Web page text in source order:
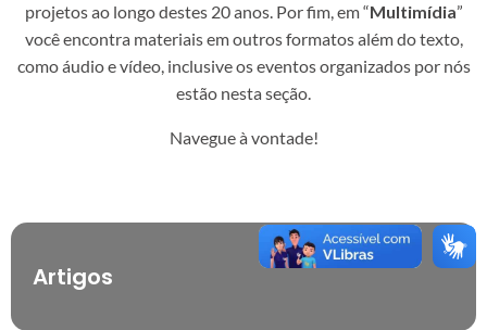
projetos ao longo destes 20 anos. Por fim, em “Multimídia”
você encontra materiais em outros formatos além do texto,
como áudio e vídeo, inclusive os eventos organizados por nós
estão nesta seção.
Navegue à vontade!
Artigos